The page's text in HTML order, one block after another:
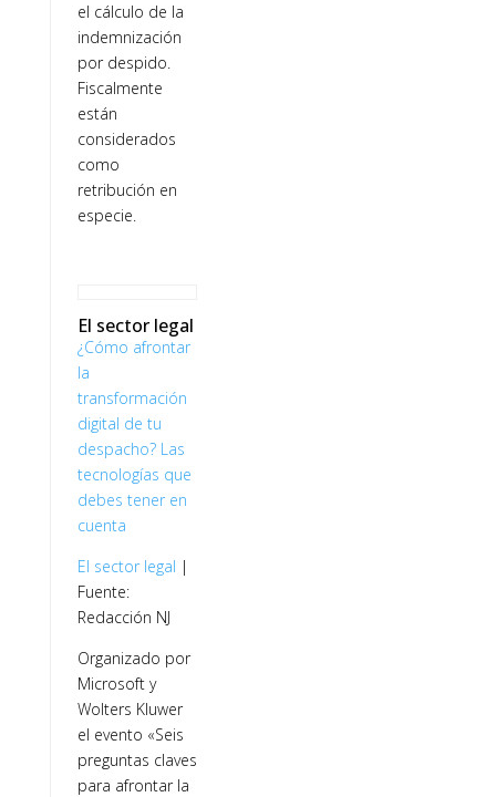
el cálculo de la
indemnización
por despido.
Fiscalmente
están
considerados
como
retribución en
especie.
El sector legal
¿Cómo afrontar
la
transformación
digital de tu
despacho? Las
tecnologías que
debes tener en
cuenta
El sector legal |
Fuente:
Redacción NJ
Organizado por
Microsoft y
Wolters Kluwer
el evento «Seis
preguntas claves
para afrontar la